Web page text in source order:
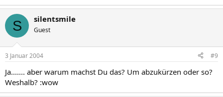
S silentsmile
Guest
3 Januar 2004 #9
Ja....... aber warum machst Du das? Um abzukürzen oder so?
Weshalb? :wow